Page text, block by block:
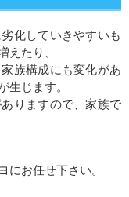
化していきやすいも
えたり、
族構成にも変化があ
生じます。
りますので、家族で
にお任せ下さい。